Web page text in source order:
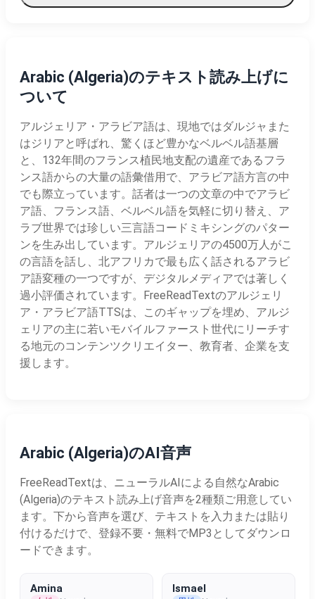
Arabic (Algeria)のテキスト読み上げに
ついて
アルジェリア・アラビア語は、現地ではダルジャまた
はジリアと呼ばれ、驚くほど豊かなベルベル語基層
と、132年間のフランス植民地支配の遺産であるフラ
ンス語からの大量の語彙借用で、アラビア語方言の中
でも際立っています。話者は一つの文章の中でアラビ
ア語、フランス語、ベルベル語を気軽に切り替え、ア
ラブ世界では珍しい三言語コードミキシングのパター
ンを生み出しています。アルジェリアの4500万人がこ
の言語を話し、北アフリカで最も広く話されるアラビ
ア語変種の一つですが、デジタルメディアでは著しく
過小評価されています。FreeReadTextのアルジェリ
ア・アラビア語TTSは、このギャップを埋め、アルジ
ェリアの主に若いモバイルファースト世代にリーチす
る地元のコンテンツクリエイター、教育者、企業を支
援します。
Arabic (Algeria)のAI音声
FreeReadTextは、ニューラルAIによる自然なArabic
(Algeria)のテキスト読み上げ音声を2種類ご用意してい
ます。下から音声を選び、テキストを入力または貼り
付けるだけで、登録不要・無料でMP3としてダウンロ
ードできます。
Amina Ismael